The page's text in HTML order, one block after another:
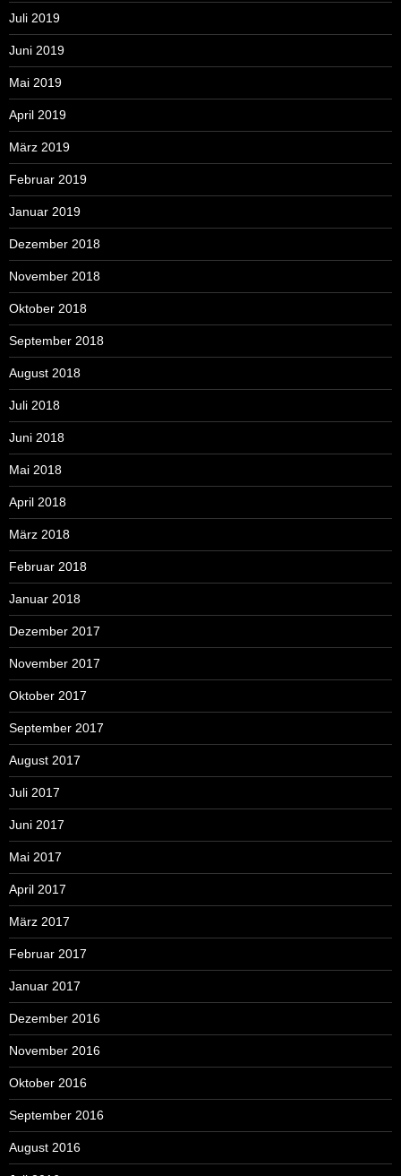
Juli 2019
Juni 2019
Mai 2019
April 2019
März 2019
Februar 2019
Januar 2019
Dezember 2018
November 2018
Oktober 2018
September 2018
August 2018
Juli 2018
Juni 2018
Mai 2018
April 2018
März 2018
Februar 2018
Januar 2018
Dezember 2017
November 2017
Oktober 2017
September 2017
August 2017
Juli 2017
Juni 2017
Mai 2017
April 2017
März 2017
Februar 2017
Januar 2017
Dezember 2016
November 2016
Oktober 2016
September 2016
August 2016